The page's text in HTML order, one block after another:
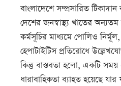
বাংলাদেশে সম্প্রসারিত
দেশের জনস্বাস্থ্য খাতের
কর্মসূচির মাধ্যমে পোলিও নির্মূল,
হেপাটাইটিস প্রতিরোধে
কিন্তু বাস্তবতা হলো, একটি
ধারাবাহিকতা ব্যাহত হয়েছে